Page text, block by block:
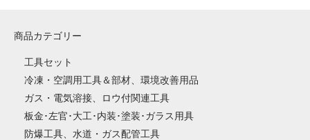
商品カテゴリー
工具セット
冷凍・空調用工具＆部材、環境改善用品
ガス・電気溶接、ロウ付関連工具
板金･左官･大工･内装･塗装･ガラス用具
防爆工具、水道・ガス配管工具